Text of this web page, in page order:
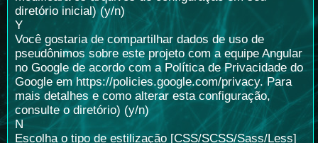
diretório inicial) (y/n)
Y
Você gostaria de compartilhar dados de uso de
pseudônimos sobre este projeto com a equipe Angular
no Google de acordo com a Política de Privacidade do
Google em https://policies.google.com/privacy. Para
mais detalhes e como alterar esta configuração,
consulte o diretório) (y/n)
N
Escolha o tipo de estilização [CSS/SCSS/Sass/Less]